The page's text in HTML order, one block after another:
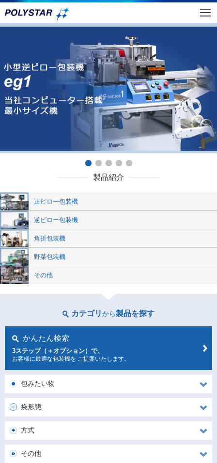
製品紹介
正ピロー包装機
逆ピロー包装機
角折包装機
野菜包装機
その他
カテゴリから製品を探す
かんたん検索
3ステップ（＋オプション）で、
お客様に最適な包装機を ご提案いたします。
包みたい物
袋形態
方式
その他